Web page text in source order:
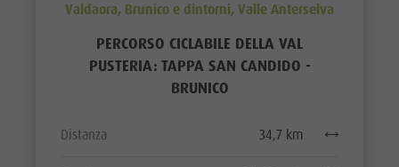
Valdaora, Brunico e dintorni, Valle Anterselva
PERCORSO CICLABILE DELLA VAL
PUSTERIA: TAPPA SAN CANDIDO -
BRUNICO
Distanza 34,7 km